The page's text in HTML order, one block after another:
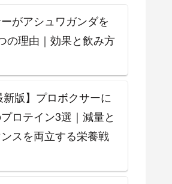
がアシュワガンダを
の理由｜効果と飲み方
新版】プロボクサーに
ロテイン3選｜減量と
スを両立する栄養戦